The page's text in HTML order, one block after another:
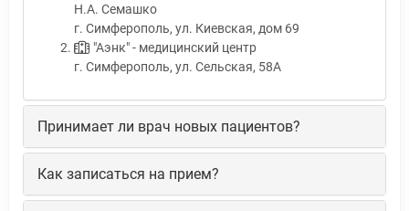
Н.А. Семашко
г. Симферополь, ул. Киевская, дом 69
"Аэнк" - медицинский центр
г. Симферополь, ул. Сельская, 58А
Принимает ли врач новых пациентов?
Как записаться на прием?